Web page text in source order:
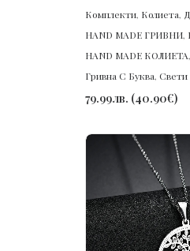
Комплекти, Колиета,
HAND MADE ГРИВНИ,
HAND MADE КОЛИЕТА,
Гривна С Буква, Свети
79.99лв. (40.90€)